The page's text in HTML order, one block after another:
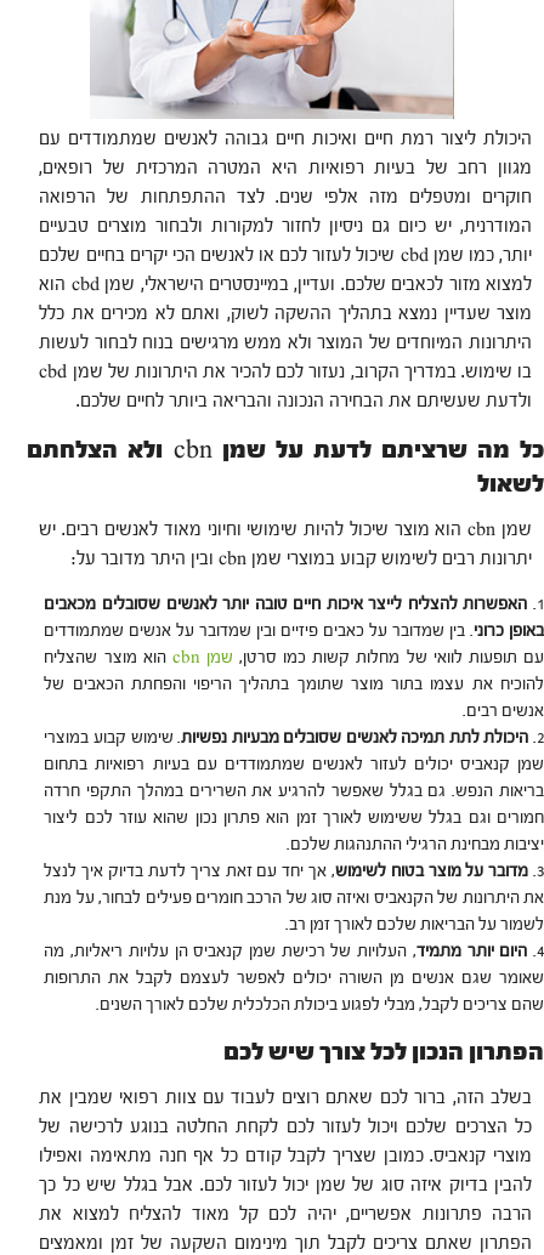
היכולת ליצור רמת חיים ואיכות חיים גבוהה לאנשים שמתמודדים עם
מגוון רחב של בעיות רפואיות היא המטרה המרכזית של רופאים,
חוקרים ומטפלים מזה אלפי שנים. לצד ההתפתחות של הרפואה
המודרנית, יש כיום גם ניסיון לחזור למקורות ולבחור מוצרים טבעיים
יותר, כמו שמן cbd שיכול לעזור לכם או לאנשים הכי יקרים בחיים שלכם
למצוא מזור לכאבים שלכם. ועדיין, במיינסטרים הישראלי, שמן cbd הוא
מוצר שעדיין נמצא בתהליך ההשקה לשוק, ואתם לא מכירים את כלל
היתרונות המיוחדים של המוצר ולא ממש מרגישים בנוח לבחור לעשות
בו שימוש. במדריך הקרוב, נעזור לכם להכיר את היתרונות של שמן cbd
ולדעת שעשיתם את הבחירה הנכונה והבריאה ביותר לחיים שלכם.
כל מה שרציתם לדעת על שמןcbn ולא הצלחתם
לשאול
שמן cbn הוא מוצר שיכול להיות שימושי וחיוני מאוד לאנשים רבים. יש
יתרונות רבים לשימוש קבוע במוצרי שמן cbn ובין היתר מדובר על:
האפשרות להצליח לייצר איכות חיים טובה יותר לאנשים שסובלים מכאבים
באופן כרוני. בין שמדובר על כאבים פיזיים ובין שמדובר על אנשים שמתמודדים
עם תופעות לוואי של מחלות קשות כמו סרטן, שמן cbn
הוא מוצר שהצליח
להוכיח את עצמו בתור מוצר שתומך בתהליך הריפוי והפחתת הכאבים של
אנשים רבים.
היכולת לתת תמיכה לאנשים שסובלים מבעיות נפשיות. ‏שימוש קבוע במוצרי
שמן קנאביס יכולים לעזור לאנשים שמתמודדים עם בעיות רפואיות בתחום
בריאות הנפש. גם בגלל שאפשר להרגיע את השרירים במהלך התקפי חרדה
חמורים וגם בגלל ששימוש לאורך זמן הוא פתרון נכון שהוא עוזר לכם ליצור
יציבות מבחינת הרגילי ההתנהגות שלכם.
מדובר על מוצר בטוח לשימוש, אך יחד עם זאת צריך לדעת בדיוק איך לנצל
את היתרונות של הקנאביס ואיזה סוג של הרכב חומרים פעילים לבחור, על מנת
לשמור על הבריאות שלכם לאורך זמן רב.
היום יותר מתמיד, העלויות של רכישת שמן קנאביס הן עלויות ריאליות, מה
שאומר שגם אנשים מן השורה יכולים לאפשר לעצמם לקבל את התרופות
שהם צריכים לקבל, מבלי לפגוע ביכולת הכלכלית שלכם לאורך השנים.
הפתרון הנכון לכל צורך שיש לכם
‏בשלב הזה, ברור לכם שאתם רוצים לעבוד עם צוות רפואי שמבין את
כל הצרכים שלכם ויכול לעזור לכם לקחת החלטה בנוגע לרכישה של
מוצרי קנאביס. כמובן שצריך לקבל קודם כל אף חנה מתאימה ואפילו
להבין בדיוק איזה סוג של שמן יכול לעזור לכם. אבל בגלל שיש כל כך
הרבה פתרונות אפשריים, יהיה לכם קל מאוד להצליח למצוא את
הפתרון שאתם צריכים לקבל תוך מינימום השקעה של זמן ומאמצים